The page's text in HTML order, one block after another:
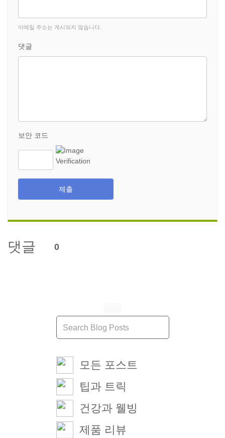
이메일 주소는 게시되지 않습니다.
댓글
보안 코드
제출
댓글 0
모든 포스트
팁과 트릭
건강과 웰빙
제품 리뷰